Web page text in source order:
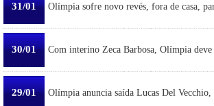
31/01 Olímpia sofre novo revés, fora de casa,
30/01 Com interino Zeca Barbosa, Olímpia
29/01 Olímpia anuncia saída Lucas Del